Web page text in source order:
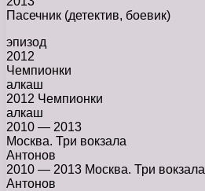
Пасечник (детектив, боевик)
эпизод
2012
Чемпионки
алкаш
2012 Чемпионки
алкаш
2010 — 2013
Москва. Три вокзала
Антонов
2010 — 2013 Москва. Три вокзала
Антонов